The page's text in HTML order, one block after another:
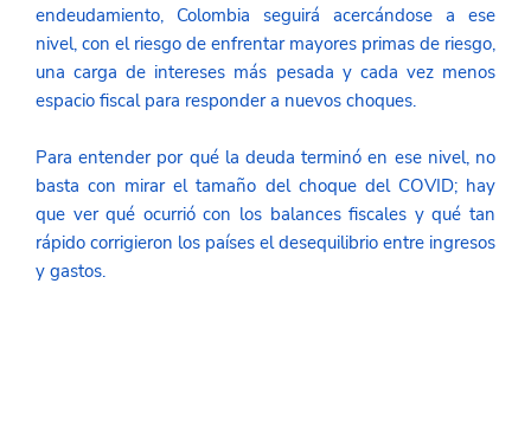
endeudamiento, Colombia seguirá acercándose a ese
nivel, con el riesgo de enfrentar mayores primas de riesgo,
una carga de intereses más pesada y cada vez menos
espacio fiscal para responder a nuevos choques.
Para entender por qué la deuda terminó en ese nivel, no
basta con mirar el tamaño del choque del COVID; hay
que ver qué ocurrió con los balances fiscales y qué tan
rápido corrigieron los países el desequilibrio entre ingresos
y gastos.